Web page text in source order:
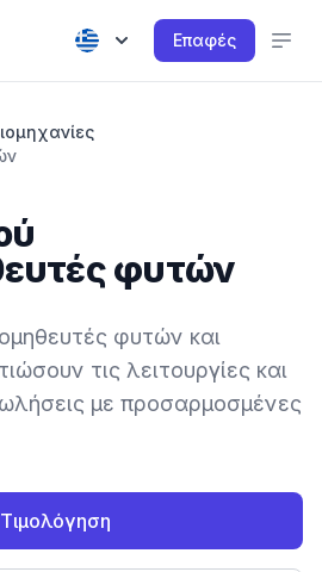
Επαφές
φυτών
φυτών και
τις λειτουργίες και
με προσαρμοσμένες
Τιμολόγηση